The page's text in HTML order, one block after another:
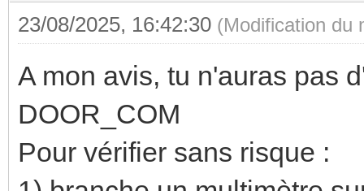
23/08/2025, 16:42:30 (Modification du
A mon avis, tu n'auras pas
DOOR_COM
Pour vérifier sans risque :